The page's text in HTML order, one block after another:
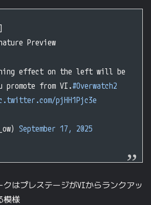
Preview
effect on the left will be
promote from VI.#Overwatch2
pjHH1Pjc3e
September 17, 2025
クはプレステージがVIからランクアッ
模様